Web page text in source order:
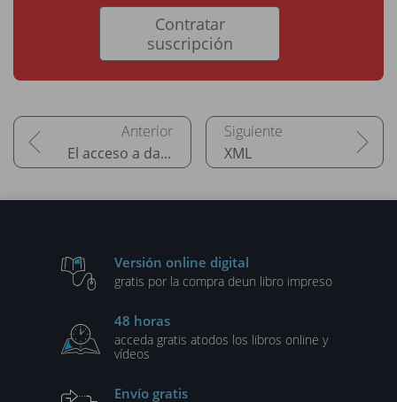
Contratar
suscripción
El acceso a datos XML
Versión online digital
gratis por la compra deun libro impreso
48 horas
acceda gratis atodos los libros online y
vídeos
Envío gratis